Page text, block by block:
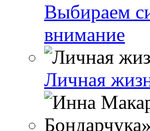
Выбираем
внимание
Личная